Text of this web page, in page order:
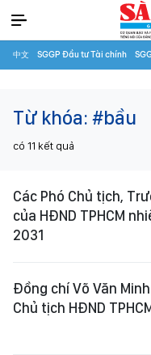
中文 SGGP Đầu tư Tài chính
Từ khóa: #bầu
có 11 kết quả
Các Phó Chủ tịch,
của HĐND TPHCM
2031
Đồng chí Võ Văn
Chủ tịch HĐND